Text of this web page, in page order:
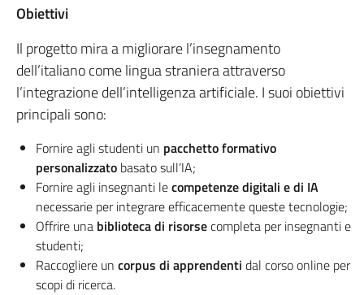
Obiettivi
Il progetto mira a migliorare l’insegnamento
dell’italiano come lingua straniera attraverso
l’integrazione dell’intelligenza artificiale. I suoi obiettivi
principali sono:
Fornire agli studenti un pacchetto formativo
personalizzato basato sull’IA;
Fornire agli insegnanti lecompetenze digitali e di IA
necessarie per integrare efficacemente queste tecnologie;
Offrire una biblioteca di risorsecompleta per insegnanti e
studenti;
Raccogliere un corpus di apprendenti dal corso online per
scopi di ricerca.